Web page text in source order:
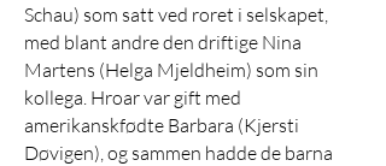
Schau) som satt ved roret i selskapet,
med blant andre den driftige Nina
Martens (Helga Mjeldheim) som sin
kollega. Hroar var gift med
amerikanskfødte Barbara (Kjersti
Døvigen), og sammen hadde de barna